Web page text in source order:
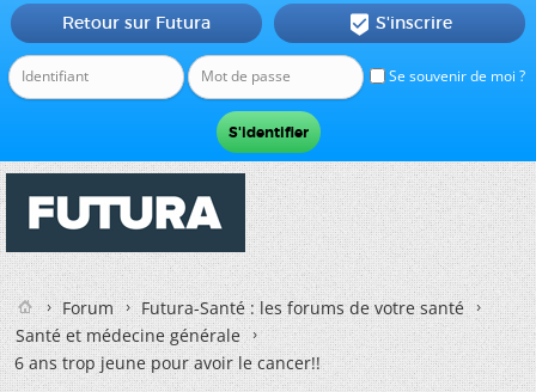
Se souvenir de moi ?
Retour sur Futura  S'inscrire
Forum
Futura-Santé : les forums de votre santé
Santé et médecine générale
6 ans trop jeune pour avoir le cancer!!